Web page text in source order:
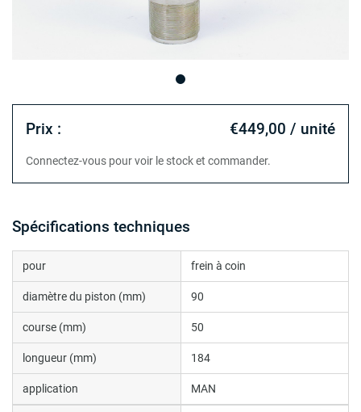
Prix : €449,00 / unité
Connectez-vous pour voir le stock et commander.
Spécifications techniques
pour frein à coin
diamètre du piston (mm) 90
course (mm) 50
longueur (mm) 184
application MAN